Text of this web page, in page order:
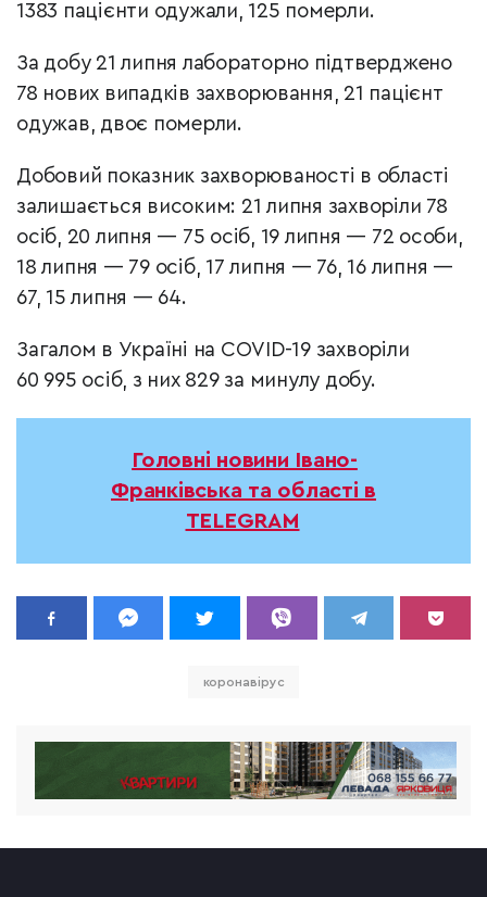
1383 пацієнти одужали, 125 померли.
За добу 21 липня лабораторно підтверджено
78 нових випадків захворювання, 21 пацієнт
одужав, двоє померли.
Добовий показник захворюваності в області
залишається високим: 21 липня захворіли 78
осіб, 20 липня — 75 осіб, 19 липня — 72 особи,
18 липня — 79 осіб, 17 липня — 76, 16 липня —
67, 15 липня — 64.
Загалом в Україні на COVID-19 захворіли
60 995 осіб, з них 829 за минулу добу.
Головні новини Івано-
Франківська та області в
TELEGRAM
коронавірус